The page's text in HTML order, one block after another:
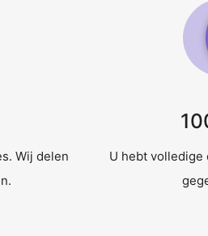
Wij delen
U hebt